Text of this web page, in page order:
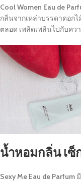
Cool Women Eau de
กลิ่นจากเหล่าบรรดาดอก
ตลอด เพลิดเพลินไปกับค
น้ำหอมกลิ่น เซ็
Sexy Me Eau de Parfum